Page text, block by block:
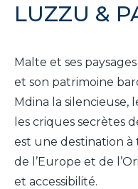
LUZZU &
Malte et ses
et son patrimoine
Mdina la silencieuse,
les criques secrètes
est une destination à
de l’Europe et de
et accessibilité.